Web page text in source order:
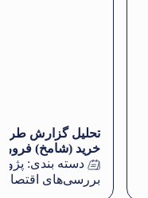
تحلیل گزارش
خرید (شامخ) فروردین
دسته بندی:
بررسی‌های